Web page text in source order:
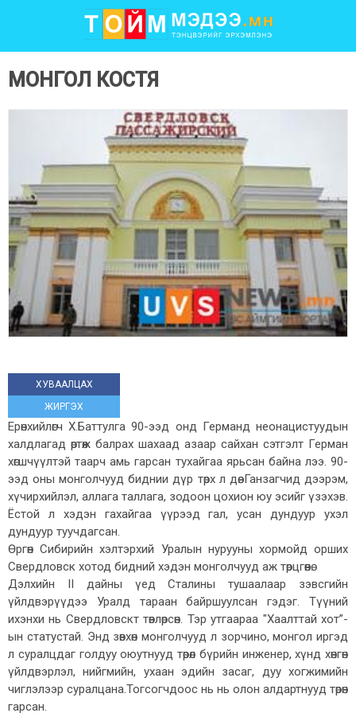
МОНГОЛ КОСТЯ
ХУВААЛЦАХ
ЖИРГЭХ
Ерөнхийлөгч Х.Баттулга 90-ээд онд Германд неонацистуудын
халдлагад өртөж балрах шахаад азаар сайхан сэтгэлт Герман
хөгшчүүлтэй таарч амь гарсан тухайгаа ярьсан байна лээ. 90-
ээд оны монголчууд биднии дүр төрх л дөө. Ганзагчид дээрэм,
хүчирхийлэл, аллага таллага, зодоон цохион юу эсийг үзэхэв.
Ёстой л хэдэн гахайгаа үүрээд гал, усан дундуур ухэл
дундуур туучдагсан.
Өргөн Сибирийн хэлтэрхий Уралын нурууны хормойд орших
Свердловск хотод бидний хэдэн монголчууд аж төрцгөөнө.
Дэлхийн II дайны үед Сталины тушаалаар зэвсгийн
үйлдвэрүүдээ Уралд тараан байршуулсан гэдэг. Түүний
ихэнхи нь Свердловскт төвлөрсөн. Тэр утгаараа "Хаалттай хот”-
ын статустай. Энд зөвхөн монголчууд л зорчино, монгол иргэд
л суралцдаг голдуу оюутнууд төрөл бүрийн инженер, хүнд хөнгөн
үйлдвэрлэл, нийгмийн, ухаан эдийн засаг, дуу хогжимийн
чиглэлээр суралцана.Тогсогчдоос нь нь олон алдартнууд төрөн
гарсан.